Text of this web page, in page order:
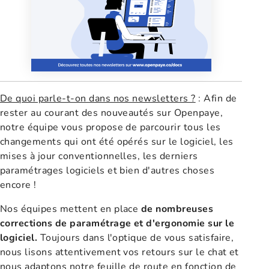
De quoi parle-t-on dans nos newsletters ? : Afin de
rester au courant des nouveautés sur Openpaye,
notre équipe vous propose de parcourir tous les
changements qui ont été opérés sur le logiciel, les
mises à jour conventionnelles, les derniers
paramétrages logiciels et bien d'autres choses
encore !
Nos équipes mettent en place de nombreuses
corrections de paramétrage et d'ergonomie sur le
logiciel. Toujours dans l'optique de vous satisfaire,
nous lisons attentivement vos retours sur le chat et
nous adaptons notre feuille de route en fonction de